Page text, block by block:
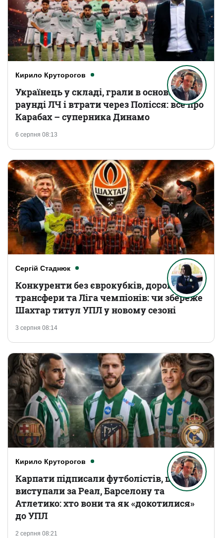
Кирило Круторогов
6 серпня 08:13
Українець у складі, грали в основному
раунді ЛЧ і втрати через Полісся: все про
Карабах – суперника Динамо
Сергій Стаднюк
3 серпня 08:14
Конкуренти без єврокубків, дорогі
трансфери та Ліга чемпіонів: чи збереже
Шахтар титул УПЛ у новому сезоні
Кирило Круторогов
2 серпня 08:21
Карпати підписали футболістів, що
виступали за Реал, Барселону та
Атлетико: хто вони та як «докотилися»
до УПЛ